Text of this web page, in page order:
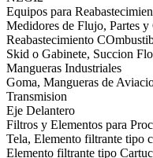
Equipos para
Medidores de Flujo, Partes y
Reabastecimiento
Skid o Gabinete, Succion
Mangueras Industriales
Goma, Mangueras de
Transmision
Eje Delantero
Filtros y Elementos para
Tela, Elemento filtrante tipo
Elemento filtrante tipo